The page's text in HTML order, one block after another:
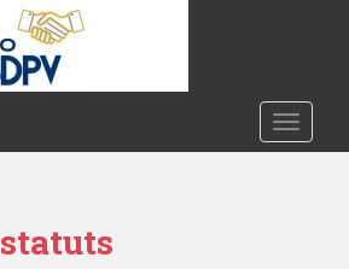
statuts